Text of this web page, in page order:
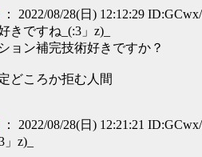
： 2022/08/28(日) 12:12:29
きですね_(:3」z)_
ョン補完技術好きですか？
どころか拒む人間
： 2022/08/28(日) 12:21:21
z)_